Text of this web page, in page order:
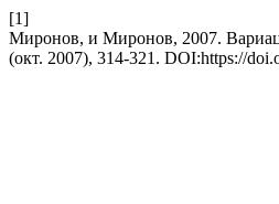
[1]
Миронов, и Миронов, 2007.
(окт. 2007), 314-321. DOI:https://